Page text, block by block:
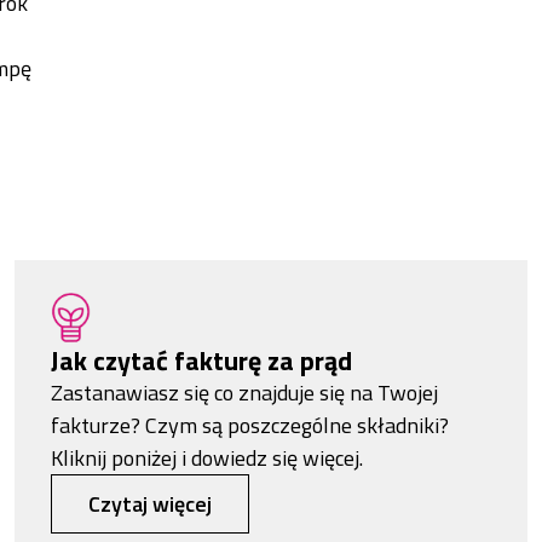
Jak czytać fakturę za prąd
Zastanawiasz się co znajduje się na Twojej
fakturze? Czym są poszczególne składniki?
Kliknij poniżej i dowiedz się więcej.
Czytaj więcej